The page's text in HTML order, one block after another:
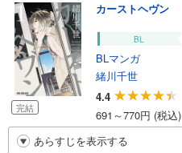
完結
カーストヘヴン
BL
BLマンガ
緒川千世
4.4
691～770円 (税込)
あらすじを表示する